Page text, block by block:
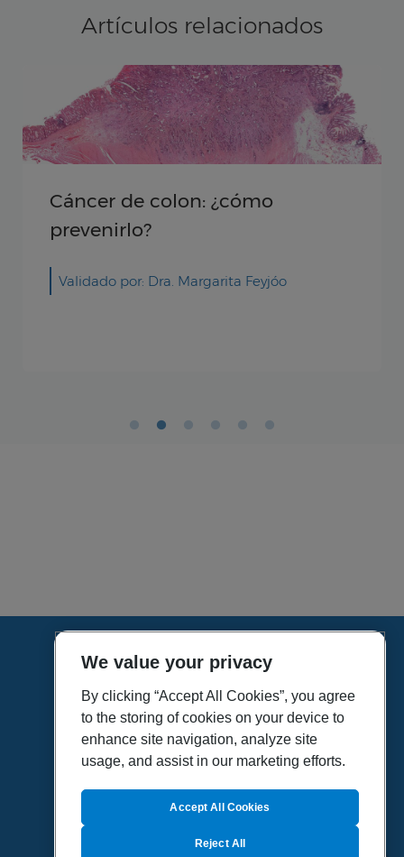
Artículos relacionados
Cáncer de cuello uterino: qué
y síntomas para detectarlo
Validado por: Dra. Ana Román Guindo
HOME
VÍDEOS
POLÍTICA DE PRIVACIDAD
POLÍTICA DE COOKIES
MAPA DEL SITIO
QUIENES SOMOS
We value your privacy
By clicking “Accept All Cookies”, you agree
to the storing of cookies on your device to
enhance site navigation, analyze site
usage, and assist in our marketing efforts.
Reject All
Accept All Cookies